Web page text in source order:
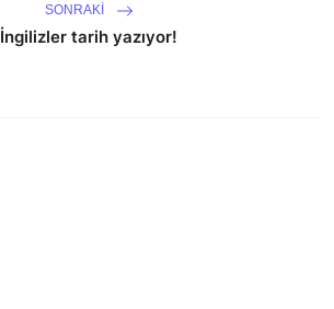
SONRAKI
İngilizler tarih yazıyor!